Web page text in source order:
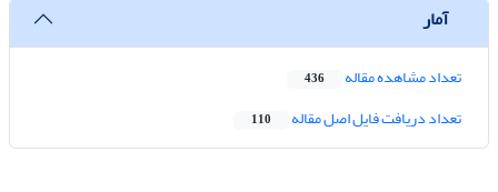
آمار
تعداد مشاهده مقاله 436
تعداد دریافت فایل اصل مقاله 110